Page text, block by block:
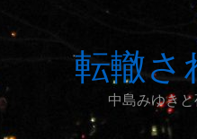
転轍さ
中島みゆき